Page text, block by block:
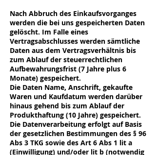
Nach Abbruch des Einkaufsvorganges
werden die bei uns gespeicherten Daten
gelöscht. Im Falle eines
Vertragsabschlusses werden sämtliche
Daten aus dem Vertragsverhältnis bis
zum Ablauf der steuerrechtlichen
Aufbewahrungsfrist (7 Jahre plus 6
Monate) gespeichert.
Die Daten Name, Anschrift, gekaufte
Waren und Kaufdatum werden darüber
hinaus gehend bis zum Ablauf der
Produkthaftung (10 Jahre) gespeichert.
Die Datenverarbeitung erfolgt auf Basis
der gesetzlichen Bestimmungen des § 96
Abs 3 TKG sowie des Art 6 Abs 1 lit a
(Einwilligung) und/oder lit b (notwendig